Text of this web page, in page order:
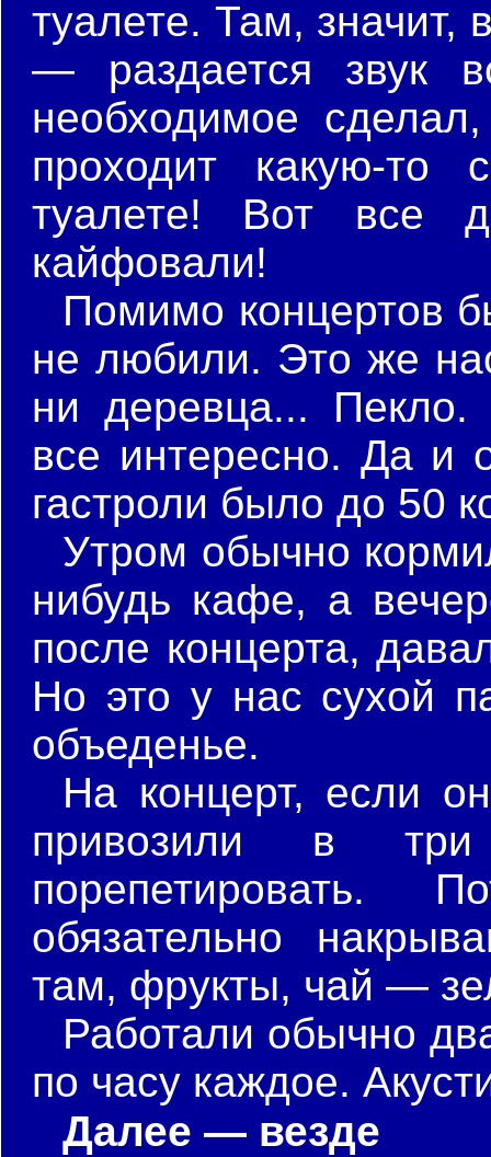
туалете. Там,
— раздается звук
необходимое
проходит какую-то
туалете! Вот все
кайфовали!
Помимо концертов
не любили. Это же
ни деревца... Пекло.
все интересно. Да и
гастроли было до 50
Утром обычно
нибудь кафе, а
после концерта,
Но это у нас сухой
объеденье.
На концерт, если
привозили в
порепетировать.
обязательно
там, фрукты, чай —
Работали обычно
по часу каждое.
Далее — везде